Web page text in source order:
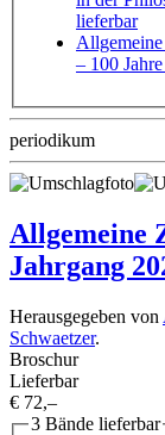
lieferbar
– 100
periodikum
Allgemeine
Jahrgang
Herausgegeben von
Schwaetzer.
Broschur
Lieferbar
€ 72,–
3 Bände lieferbar